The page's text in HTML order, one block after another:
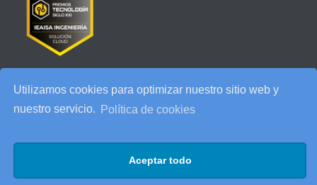
Utilizamos cookies para optimizar nuestro sitio web y
nuestro servicio.
Política de cookies
Aceptar todo
IA de ESADE
25 años de IEAISA: una celebración para recordar
AI Act: qué cambia para tu empresa y cómo prepararte